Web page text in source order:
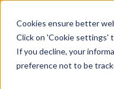
Cookies ensure better
Click on 'Cookie settings'
If you decline, your
preference not to be
Plateforme PMS